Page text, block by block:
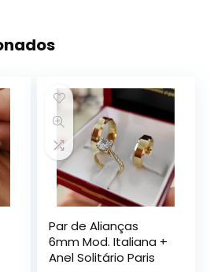
Par de Alianças
6mm Mod. Italiana +
Anel Solitário Paris